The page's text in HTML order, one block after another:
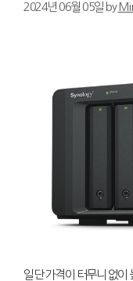
2024년 06월 05일 by
일단 가격이 터무니 없이